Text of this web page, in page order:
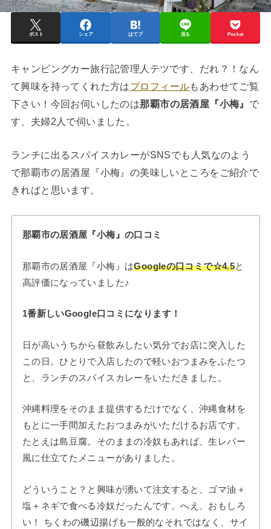
ポスト シェア はてブ 送る Pocket
キャンピングカー旅行記管理人テツです、だれ？！なん
て興味を持ってくれた方はプロフィールもあわせてご覧
下さい！今回お伺いしたのは那覇市の居酒屋『小梅』 で
す、夫婦2人で伺いました。
ランチに出るスパイスカレーがSNSでも人気なのよう
で那覇市の居酒屋『小梅』の美味しいところをご紹介で
きればと思います。
那覇市の居酒屋『小梅』の口コミ
那覇市の居酒屋『小梅』はGoogleの口コミで☆4.5と
高評価になっていました♪
1番新しいGoogle口コミになります！
日が高いうちから昼飲みしたい気分でお店に突入した
この日。ひとりで入店したので軽いおつまみをふたつ
と、ランチのスパイスカレーをいただきました。
沖縄料理をそのまま提供するだけでなく、沖縄食材を
もとに一手間加えたおつまみがいただけるお店です。
たとえは島豆腐。そのままの冷奴もあれば、生レバー
風に仕立てたメニューがありました。
どういうこと？と興味が湧いて注文すると、ゴマ油＋
塩＋ネギで食べる冷奴だったんです。へえ、おもしろ
い！ ちくわの磯辺揚げも一般的なそれではなく、サイ